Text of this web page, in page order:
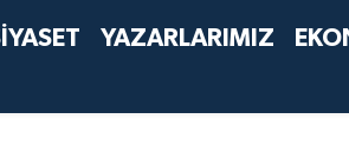
YAZARLARIMIZ